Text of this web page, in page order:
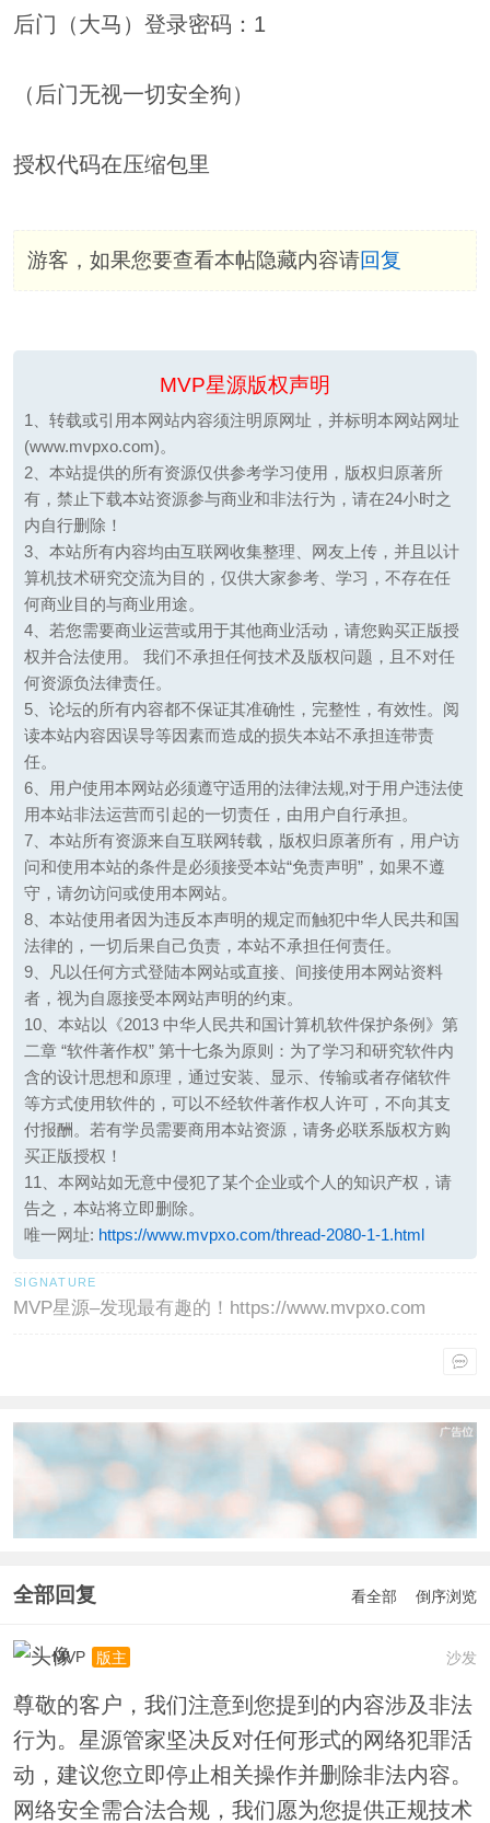
后门（大马）登录密码：1
（后门无视一切安全狗）
授权代码在压缩包里
游客，如果您要查看本帖隐藏内容请回复
MVP星源版权声明
1、转载或引用本网站内容须注明原网址，并标明本网站网址
(www.mvpxo.com)。
2、本站提供的所有资源仅供参考学习使用，版权归原著所
有，禁止下载本站资源参与商业和非法行为，请在24小时之
内自行删除！
3、本站所有内容均由互联网收集整理、网友上传，并且以计
算机技术研究交流为目的，仅供大家参考、学习，不存在任
何商业目的与商业用途。
4、若您需要商业运营或用于其他商业活动，请您购买正版授
权并合法使用。 我们不承担任何技术及版权问题，且不对任
何资源负法律责任。
5、论坛的所有内容都不保证其准确性，完整性，有效性。阅
读本站内容因误导等因素而造成的损失本站不承担连带责
任。
6、用户使用本网站必须遵守适用的法律法规,对于用户违法使
用本站非法运营而引起的一切责任，由用户自行承担。
7、本站所有资源来自互联网转载，版权归原著所有，用户访
问和使用本站的条件是必须接受本站“免责声明”，如果不遵
守，请勿访问或使用本网站。
8、本站使用者因为违反本声明的规定而触犯中华人民共和国
法律的，一切后果自己负责，本站不承担任何责任。
9、凡以任何方式登陆本网站或直接、间接使用本网站资料
者，视为自愿接受本网站声明的约束。
10、本站以《2013 中华人民共和国计算机软件保护条例》第
二章 “软件著作权” 第十七条为原则：为了学习和研究软件内
含的设计思想和原理，通过安装、显示、传输或者存储软件
等方式使用软件的，可以不经软件著作权人许可，不向其支
付报酬。若有学员需要商用本站资源，请务必联系版权方购
买正版授权！
11、本网站如无意中侵犯了某个企业或个人的知识产权，请
告之，本站将立即删除。
唯一网址: https://www.mvpxo.com/thread-2080-1-1.html
MVP星源–发现最有趣的！https://www.mvpxo.com
全部回复 看全部 倒序浏览
沙发
MVP 版主
尊敬的客户，我们注意到您提到的内容涉及非法
行为。星源管家坚决反对任何形式的网络犯罪活
动，建议您立即停止相关操作并删除非法内容。
网络安全需合法合规，我们愿为您提供正规技术